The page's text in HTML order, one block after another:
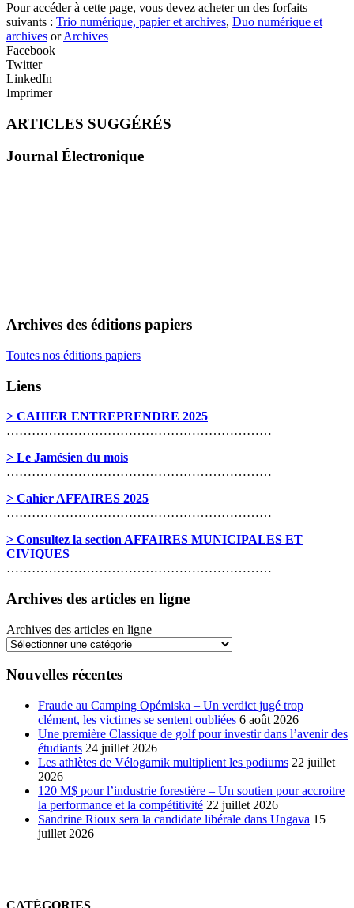
Pour accéder à cette page, vous devez acheter un des forfaits
suivants : Trio numérique, papier et archives, Duo numérique et
archives orArchives
Facebook
Twitter
LinkedIn
Imprimer
ARTICLES SUGGÉRÉS
Journal Électronique
Archives des éditions papiers
Toutes nos éditions papiers
Liens
> CAHIER ENTREPRENDRE 2025
………………………………………………………
> Le Jamésien du mois
………………………………………………………
> Cahier AFFAIRES 2025
………………………………………………………
> Consultez la section AFFAIRES MUNICIPALES ET
CIVIQUES
………………………………………………………
Archives des articles en ligne
Archives des articles en ligne
Nouvelles récentes
Fraude au Camping Opémiska – Un verdict jugé trop
clément, les victimes se sentent oubliées 6 août 2026
Une première Classique de golf pour investir dans l’avenir des
étudiants 24 juillet 2026
Les athlètes de Vélogamik multiplient les podiums 22 juillet
2026
120 M$ pour l’industrie forestière – Un soutien pour accroitre
la performance et la compétitivité 22 juillet 2026
Sandrine Rioux sera la candidate libérale dans Ungava 15
juillet 2026